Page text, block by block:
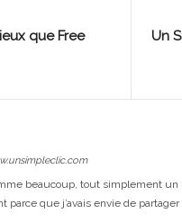
que Free
Un
beaucoup, tout simplement un
parce que j’avais envie de